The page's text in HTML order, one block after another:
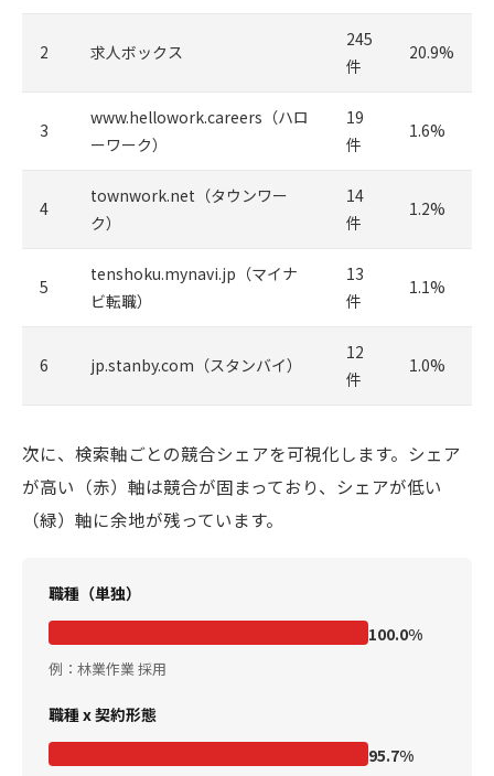
2 求人ボックス
245
件
20.9%
3
www.hellowork.careers（ハロ
ーワーク）
19
件
1.6%
4
townwork.net（タウンワー
ク）
14
件
1.2%
5
tenshoku.mynavi.jp（マイナ
ビ転職）
13
件
1.1%
6 jp.stanby.com（スタンバイ）
12
件
1.0%
次に、検索軸ごとの競合シェアを可視化します。シェア
が高い（赤）軸は競合が固まっており、シェアが低い
（緑）軸に余地が残っています。
職種（単独）
100.0%
例：林業作業 採用
職種 x 契約形態
95.7%